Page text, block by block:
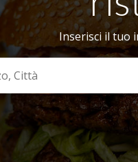
Inserisci il tuo